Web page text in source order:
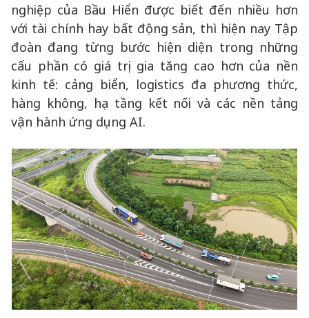
nghiệp của Bầu Hiển được biết đến nhiều hơn
với tài chính hay bất động sản, thì hiện nay Tập
đoàn đang từng bước hiện diện trong những
cấu phần có giá trị gia tăng cao hơn của nền
kinh tế: cảng biển, logistics đa phương thức,
hàng không, hạ tầng kết nối và các nền tảng
vận hành ứng dụng AI.